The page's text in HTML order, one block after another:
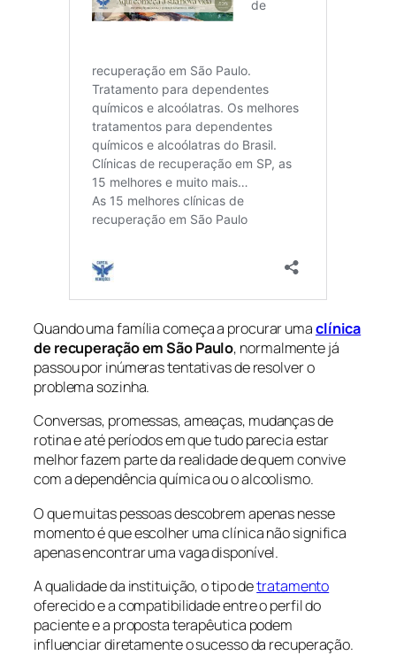
Quando uma família começa a procurar umaclínica
de recuperação em São Paulo, normalmente já
passou por inúmeras tentativas de resolver o
problema sozinha.
Conversas, promessas, ameaças, mudanças de
rotina e até períodos em que tudo parecia estar
melhor fazem parte da realidade de quem convive
com a dependência química ou o alcoolismo.
O que muitas pessoas descobrem apenas nesse
momento é que escolher uma clínica não significa
apenas encontrar uma vaga disponível.
A qualidade da instituição, o tipo detratamento
oferecido e a compatibilidade entre o perfil do
paciente e a proposta terapêutica podem
influenciar diretamente o sucesso da recuperação.